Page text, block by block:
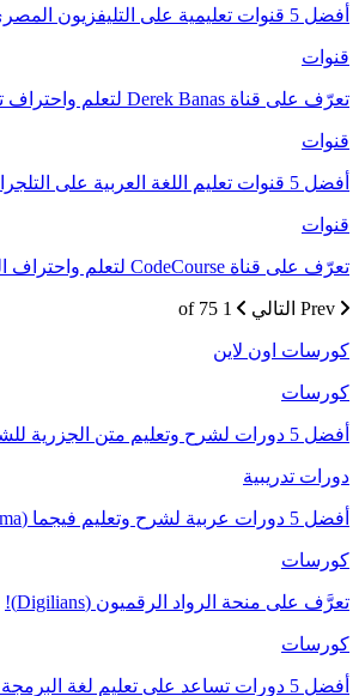
أفضل 5 قنوات تعليمية على التليفزيون المصري لجميع المراحل!
قنوات
تعرّف على قناة Derek Banas لتعلم واحتراف تعلم الآلة
قنوات
أفضل 5 قنوات تعليم اللغة العربية على التلجرام!
قنوات
تعرّف على قناة CodeCourse لتعلم واحتراف البرمجة
التالي 1 of 75
كورسات اون لاين
كورسات
أفضل 5 دورات لشرح وتعليم متن الجزرية للشيخ محمد بن الجزري!
دورات تدريبية
أفضل 5 دورات عربية لشرح وتعليم فيجما (Figma) من الصفر…
كورسات
تعرَّف على منحة الرواد الرقميون (Digilians)!
كورسات
أفضل 5 دورات تساعد على تعليم لغة البرمجة سي شارب!